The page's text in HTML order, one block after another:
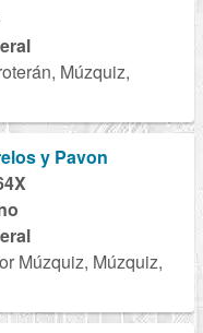
Múzquiz,
y Pavon
Múzquiz, Múzquiz,